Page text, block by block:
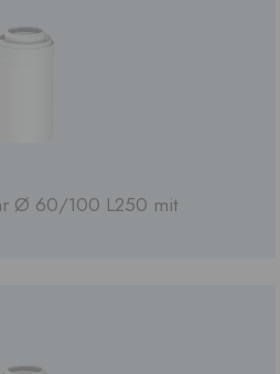
Ø 60/100 L250 mit